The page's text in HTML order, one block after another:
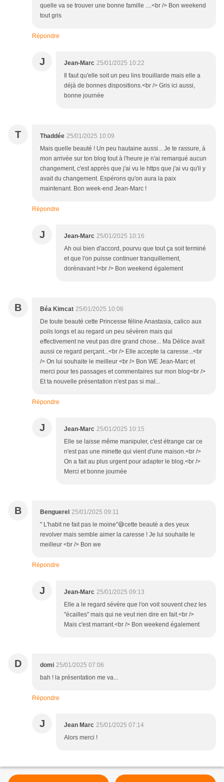
quelle va se trouver une bonne famille ....<br /> Bon weekend
tout gris
Répondre
J Jean-Marc 25/01/2025 10:22
Il faut qu'elle soit un peu lins trouillarde mais elle a
déjà de bonnes dispositions.<br /> Gris ici aussi,
bonne journée
T Thaddée 25/01/2025 10:09
Mais quelle beauté ! Un peu hautaine aussi... Je te rassure, à
mon arrivée sur ton blog tout à l'heure je n'ai remarqué aucun
changement, c'est apprès que j'ai vu le https que j'ai vu qu'il y
avait du changement. Espérons qu'on aura la paix
maintenant. Bon week-end Jean-Marc !
Répondre
J Jean-Marc 25/01/2025 10:16
Ah oui bien d'accord, pourvu que tout ça soit terminé
et que l'on puisse continuer tranquillement,
dorénavant !<br /> Bon weekend également
B Béa Kimcat 25/01/2025 10:06
De toute beauté cette Princesse féline Anastasia, calico aux
poils longs et au regard un peu sévèren mais qui
effectivement ne veut pas dire grand chose... Ma Délice avait
aussi ce regard perçant...<br /> Elle accepte la caresse...<br
/> On lui souhaite le meilleur <br /> Bon WE Jean-Marc et
merci pour tes passages et commentaires sur mon blog<br />
Et ta nouvelle présentation n'est pas si mal...
Répondre
J Jean-Marc 25/01/2025 10:15
Elle se laisse même manipuler, c'est étrange car ce
n'est pas une minette qui vient d'une maison.<br />
On a fait au plus urgent pour adapter le blog.<br />
Merci et bonne journée
B Benguerel 25/01/2025 09:11
" L'habit ne fait pas le moine"😅cette beauté a des yeux
revolver mais semble aimer la caresse ! Je lui souhaite le
meilleur <br /> Bon we
Répondre
J Jean-Marc 25/01/2025 09:13
Elle a le regard sévère que l'on voit souvent chez les
"écailles" mais qui ne veut rien dire en fait.<br />
Mais c'est marrant.<br /> Bon weekend également
D domi 25/01/2025 07:06
bah ! la présentation me va...
Répondre
J Jean Marc 25/01/2025 07:14
Alors merci !